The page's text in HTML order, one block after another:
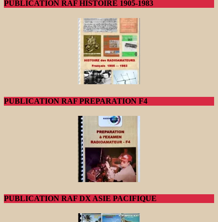
PUBLICATION RAF HISTOIRE 1905-1983
PUBLICATION RAF PREPARATION F4
PUBLICATION RAF DX ASIE PACIFIQUE